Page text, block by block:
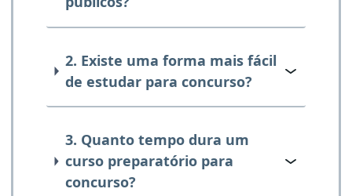
2. Existe uma forma mais fácil
de estudar para concurso?
3. Quanto tempo dura um
curso preparatório para
concurso?